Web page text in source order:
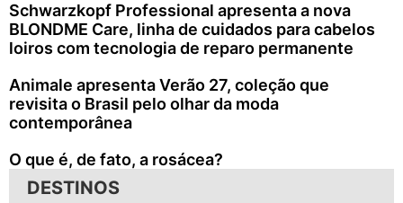
Schwarzkopf Professional apresenta a nova
BLONDME Care, linha de cuidados para cabelos
loiros com tecnologia de reparo permanente
Animale apresenta Verão 27, coleção que
revisita o Brasil pelo olhar da moda
contemporânea
O que é, de fato, a rosácea?
DESTINOS